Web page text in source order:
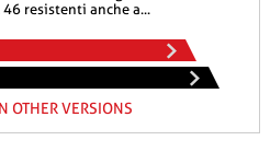
resistenti anche a...
OTHER VERSIONS